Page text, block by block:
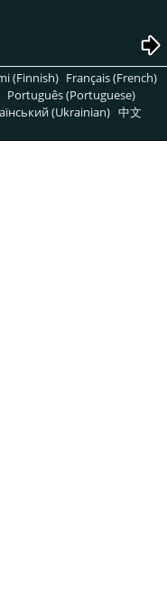
(Finnish) Français (French)
Português (Portuguese)
(Ukrainian) 中文